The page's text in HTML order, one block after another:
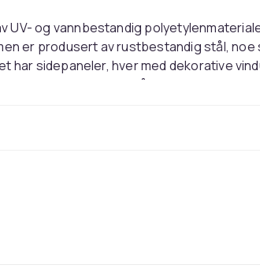
UV- og vannbestandig
er produsert av rustbestandig stål,
sidepaneler, hver med dekorative
er enkel å montere.
skal ALDRI brukes i dårlig vær, for
ansvarlige for skader på grunn av